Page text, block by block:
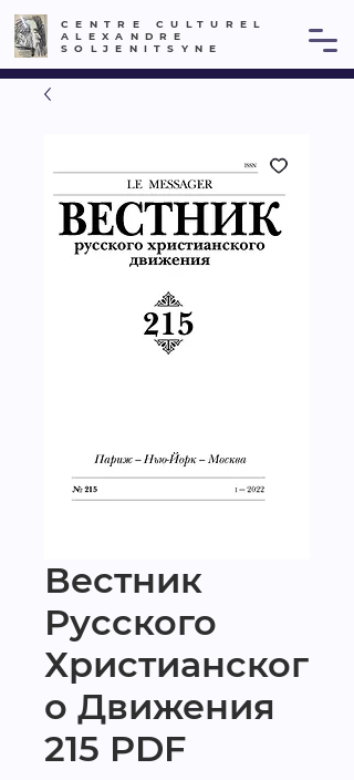
CENTRE CULTUREL
ALEXANDRE
SOLJENITSYNE
Вестник
Русского
Христианског
о Движения
215 PDF